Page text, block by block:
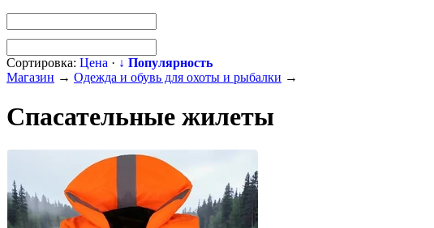
Сортировка: Цена · ↓ Популярность
Магазин → Одежда и обувь для охоты и рыбалки →
Спасательные жилеты